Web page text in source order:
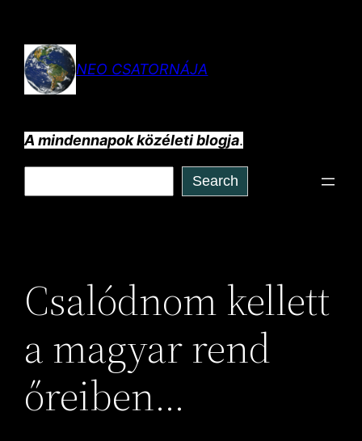
tartalomhozNEO CSATORNÁJA
A mindennapok közéleti blogja.
Search
Csalódnom kellett
a magyar rend
őreiben…